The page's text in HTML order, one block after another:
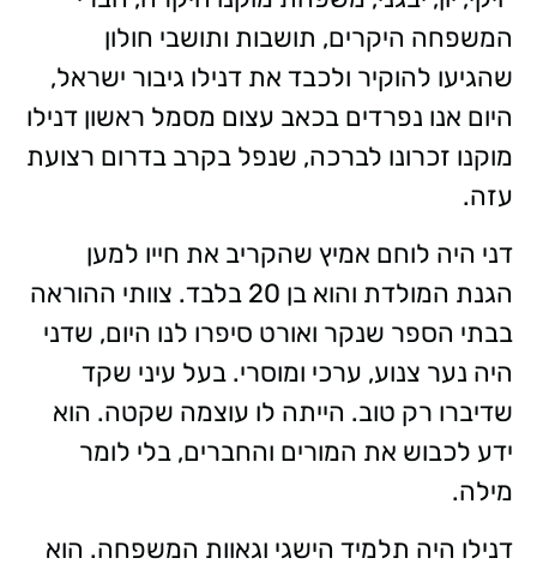
המשפחה היקרים, תושבות ותושבי חולון
שהגיעו להוקיר ולכבד את דנילו גיבור ישראל,
היום אנו נפרדים בכאב עצום מסמל ראשון דנילו
מוקנו זכרונו לברכה, שנפל בקרב בדרום רצועת
עזה.
דני היה לוחם אמיץ שהקריב את חייו למען
הגנת המולדת והוא בן 20 בלבד. צוותי ההוראה
בבתי הספר שנקר ואורט סיפרו לנו היום, שדני
היה נער צנוע, ערכי ומוסרי. בעל עיני שקד
שדיברו רק טוב. הייתה לו עוצמה שקטה. הוא
ידע לכבוש את המורים והחברים, בלי לומר
מילה.
דנילו היה תלמיד הישגי וגאוות המשפחה. הוא